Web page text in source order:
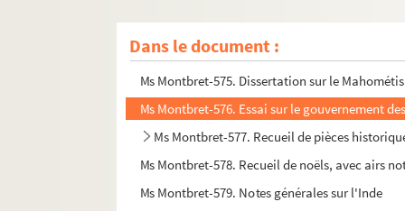
Dans le document :
Ms Montbret-573. Ordonnances du droit civil
Ms Montbret-574. Le paysan du Danube, ou
Ms Montbret-575. Dissertation sur le
Ms Montbret-576. Essai sur le gouvernement
Ms Montbret-577. Recueil de pièces
Ms Montbret-578. Recueil de noëls, avec airs
Ms Montbret-579. Notes générales sur l'Inde